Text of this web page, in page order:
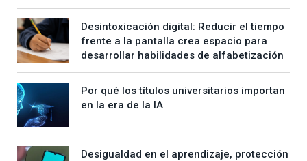
Desintoxicación digital: Reducir el tiempo
frente a la pantalla crea espacio para
desarrollar habilidades de alfabetización
Por qué los títulos universitarios importan
en la era de la IA
Desigualdad en el aprendizaje, protección